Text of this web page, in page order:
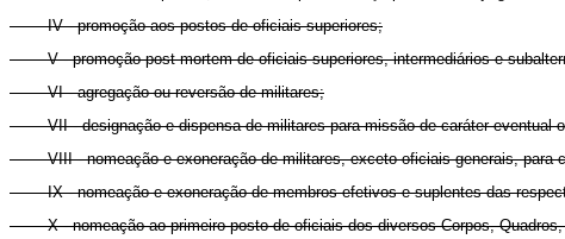
IV - promoção aos postos de oficiais superiores;
V - promoção post mortem de oficiais superiores, intermediários e
VI - agregação ou reversão de militares;
VII - designação e dispensa de militares para missão de caráter eventual
VIII - nomeação e exoneração de militares, exceto oficiais-generais,
IX - nomeação e exoneração de membros efetivos e suplentes das
X - nomeação ao primeiro posto de oficiais dos diversos Corpos,